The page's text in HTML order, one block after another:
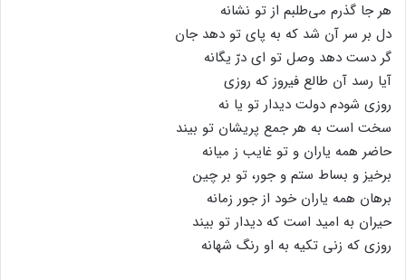
هر جا گذرم می‌طلبم از تو نشانه
دل بر سر آن شد که به پای تو دهد جان
گر دست دهد وصل تو ای درّ یگانه
آیا رسد آن طالع فیروز که روزی
روزی شودم دولت دیدار تو یا نه
سخت است به هر جمع پریشان تو بیند
حاضر همه یاران و تو غایب ز میانه
برخیز و بساط ستم و جور، تو بر چین
برهان همه یاران خود از جور زمانه
حیران به امید است که دیدار تو بیند
روزی که زنی تکیه به او رنگ شهانه